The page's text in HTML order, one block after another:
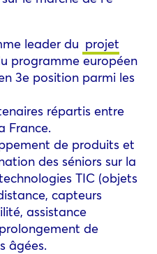
leader du projet
programme européen
3e position parmi les
répartis entre
France.
de produits et
des séniors sur la
TIC (objets
capteurs
assistance
de
âgées.